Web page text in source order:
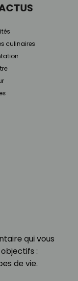
qui vous
:
de vie.
culinaires